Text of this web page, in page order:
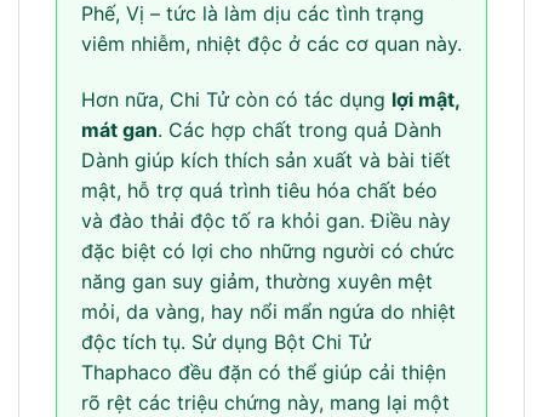
Phế, Vị – tức là làm dịu các tình trạng
viêm nhiễm, nhiệt độc ở các cơ quan này.
Hơn nữa, Chi Tử còn có tác dụng lợi mật,
mát gan. Các hợp chất trong quả Dành
Dành giúp kích thích sản xuất và bài tiết
mật, hỗ trợ quá trình tiêu hóa chất béo
và đào thải độc tố ra khỏi gan. Điều này
đặc biệt có lợi cho những người có chức
năng gan suy giảm, thường xuyên mệt
mỏi, da vàng, hay nổi mẩn ngứa do nhiệt
độc tích tụ. Sử dụng Bột Chi Tử
Thaphaco đều đặn có thể giúp cải thiện
rõ rệt các triệu chứng này, mang lại một